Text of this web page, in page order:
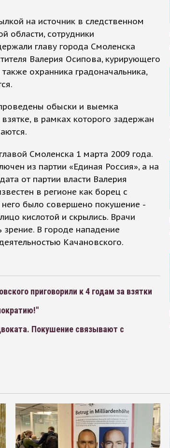
на источник в следственном
области, сотрудники
главу города Смоленска
Валерия Осипова, курирующего
охранника градоначальника,
обыски и выемка
в рамках которого задержан
Смоленска 1 марта 2009 года.
из партии «Единая Россия», а на
от партии власти Валерия
в регионе как борец с
было совершено покушение -
кислотой и скрылись. Врачи
зрение. В городе нападение
Качановского.
приговорили к 4 годам за взятки
Покушение связывают с